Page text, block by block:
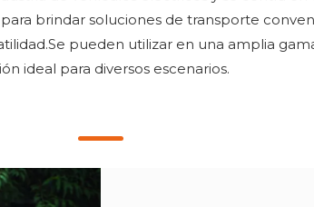
brindar soluciones de transporte
pueden utilizar en una amplia
ideal para diversos escenarios.